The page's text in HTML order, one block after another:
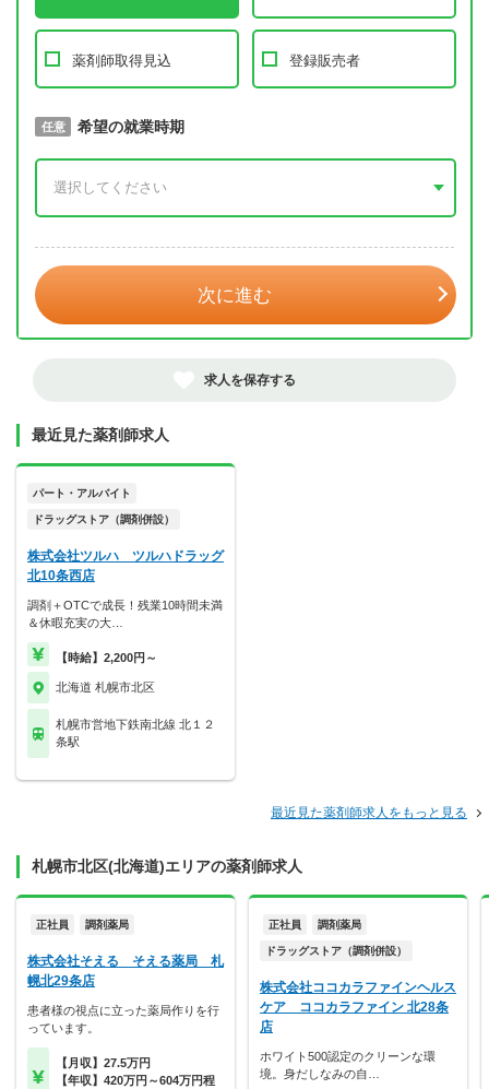
薬剤師取得見込 登録販売者
必須 取得予定年
任意 希望の就業時期
次に進む
求人を保存する
最近見た薬剤師求人
パート・アルバイト
ドラッグストア（調剤併設）
株式会社ツルハ ツルハドラッグ
北10条西店
調剤＋OTCで成長！残業10時間未満
＆休暇充実の大…
【時給】2,200円～
北海道 札幌市北区
札幌市営地下鉄南北線 北１２
条駅
最近見た薬剤師求人をもっと見る
札幌市北区(北海道)エリアの薬剤師求人
正社員 調剤薬局
株式会社そえる そえる薬局 札
幌北29条店
患者様の視点に立った薬局作りを行
っています。
【月収】27.5万円
【年収】420万円～604万円程
正社員 調剤薬局
ドラッグストア（調剤併設）
株式会社ココカラファインヘルス
ケア ココカラファイン 北28条
店
ホワイト500認定のクリーンな環
境。身だしなみの自…